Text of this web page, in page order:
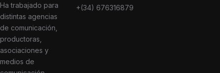
Ha trabajado para
distintas agencias
de comunicación,
productoras,
asociaciones y
medios de
+(34) 676316879